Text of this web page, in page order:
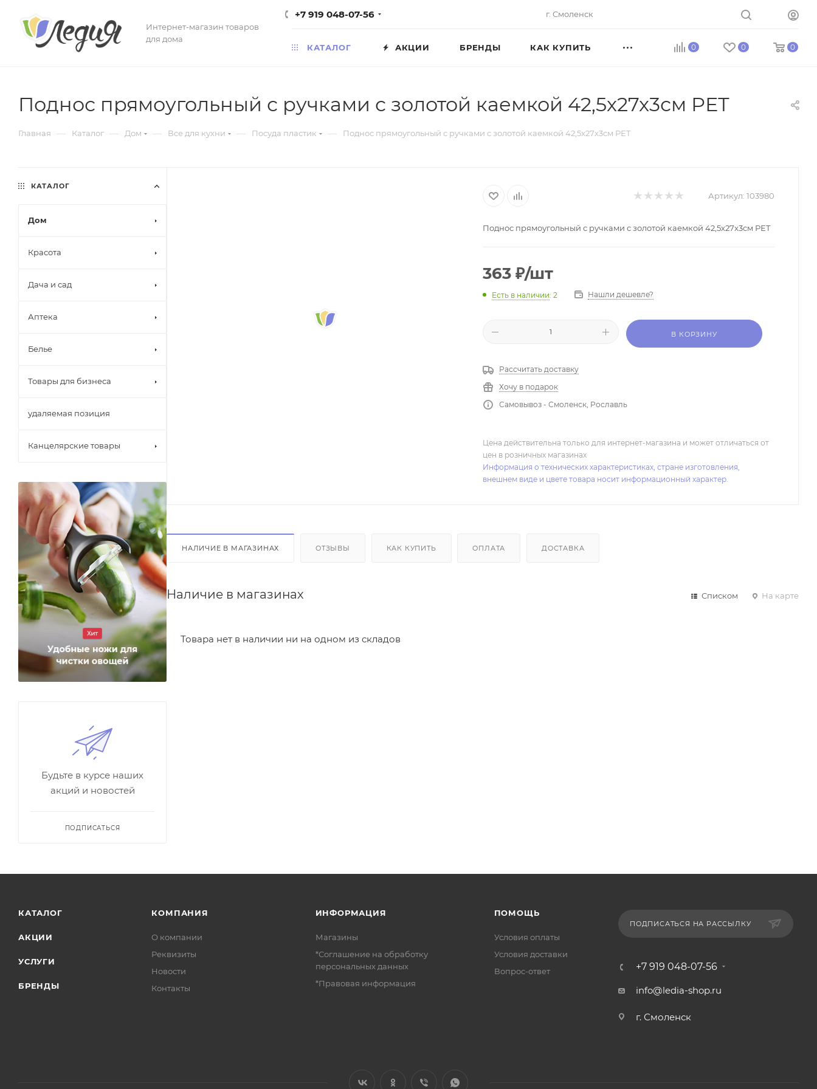
Интернет-магазин товаров
для дома
+7 919 048-07-56 г. Смоленск
0 0 0
КАТАЛОГ АКЦИИ БРЕНДЫ КАК КУПИТЬ
Поднос прямоугольный с ручками с золотой каемкой 42,5x27x3см РЕТ
Главная — Каталог — Дом — Все для кухни — Посуда пластик — Поднос прямоугольный с ручками с золотой каемкой 42,5x27x3см РЕТ
Артикул: 103980
Поднос прямоугольный с ручками с золотой каемкой 42,5x27x3см РЕТ
363 ₽/шт
Есть в наличии: 2 Нашли дешевле?
В КОРЗИНУ
Рассчитать доставку
Хочу в подарок
Самовывоз - Смоленск, Рославль
Цена действительна только для интернет-магазина и может отличаться от
цен в розничных магазинах
Информация о технических характеристиках, стране изготовления,
внешнем виде и цвете товара носит информационный характер.
НАЛИЧИЕ В МАГАЗИНАХ ОТЗЫВЫ КАК КУПИТЬ ОПЛАТА ДОСТАВКА
Наличие в магазинах Списком На карте
Товара нет в наличии ни на одном из складов
КАТАЛОГ
Дом
Красота
Дача и сад
Аптека
Белье
Товары для бизнеса
удаляемая позиция
Канцелярские товары
Будьте в курсе наших
акций и новостей
ПОДПИСАТЬСЯ
КАТАЛОГ
АКЦИИ
УСЛУГИ
БРЕНДЫ
КОМПАНИЯ
О компании
Реквизиты
Новости
Контакты
ИНФОРМАЦИЯ
Магазины
*Соглашение на обработку
персональных данных
*Правовая информация
ПОМОЩЬ
Условия оплаты
Условия доставки
Вопрос-ответ
ПОДПИСАТЬСЯ НА РАССЫЛКУ
+7 919 048-07-56
info@ledia-shop.ru
г. Смоленск